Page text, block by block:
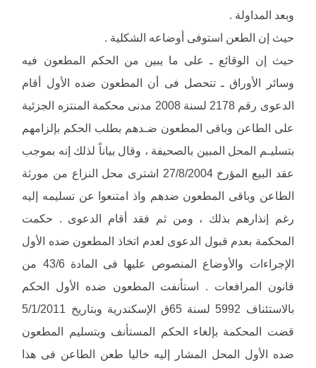
وبعد المداولة .
حيث إن الطعن استوفى أوضاعه الشكلية .
حيث إن الوقائع ـ على ما يبين من الحكم المطعون فيه
وسائر الأوراق ـ تتحصل فى أن المطعون ضده الأول أقام
الدعوى رقم 2178 لسنة 2008 مدنى محكمة المنتزه الجزئية
على الطاعن وباقى المطعون ضـدهم بطلب الحكم بإلزامهم
بتسليـم المحل المبين بالصحيفة ، وقال بياناً لذلك إنه بموجب
عقد البيع المؤرخ 27/8/2004 اشترى محل النزاع من مورثة
الطاعن وباقى المطعون ضدهم واذ امتنعوا عن تسليمه إليه
رغم إنذارهم بذلك ، ومن ثم فقد أقام الدعوى . حكمت
المحكمة بعدم قبول الدعوى لعدم اتخاذ المطعون ضده الأول
الإجراءات والأوضاع المنصوص عليها فى المادة 43/6 من
قانون المرافعات . استأنفت المطعون ضده الأول الحكم
بالاستئناف 5992 لسنة 65ق الإسكندرية وبتاريخ 5/1/2011
قضت المحكمة بإلغاء الحكم المستأنف وبتسليم المطعون
ضده الأول المحل المشار إليه خاليا طعن الطاعن فى هذا